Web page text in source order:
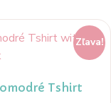
Zľava!
Tshirt